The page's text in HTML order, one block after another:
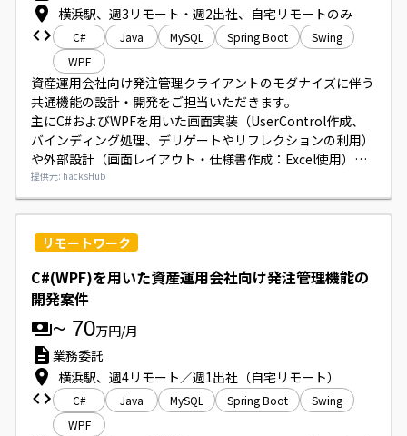
横浜駅、週3リモート・週2出社、自宅リモートのみ
C# Java MySQL Spring Boot
Swing
WPF
資産運用会社向け発注管理クライアントのモダナイズに伴う
共通機能の設計・開発をご担当いただきます。
主にC#およびWPFを用いた画面実装（UserControl作成、
バインディング処理、デリゲートやリフレクションの利用）
や外部設計（画面レイアウト・仕様書作成：Excel使用）を
行っていただきます。
必要に応じて既存画面への修正対応も発生する可能性があり
ます。
提供元: hacksHub
リモートワーク
C#(WPF)を用いた資産運用会社向け発注管理機能の
開発案件
~ 70万円/月
業務委託
横浜駅、週4リモート／週1出社（自宅リモート）
C# Java MySQL Spring Boot
Swing
WPF